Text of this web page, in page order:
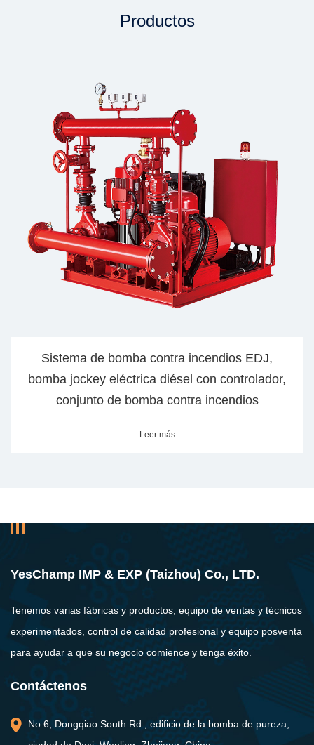
Productos
contra incendios EDJ,
diésel con controlador,
contra incendios
Bomba centrífuga
presión CDL para
YesChamp IMP & EXP (Taizhou) Co., LTD.
Tenemos varias fábricas y productos, equipo de ventas y técnicos
experimentados, control de calidad profesional y equipo posventa
para ayudar a que su negocio comience y tenga éxito.
Contáctenos
No.6, Dongqiao South Rd., edificio de la bomba de pureza,